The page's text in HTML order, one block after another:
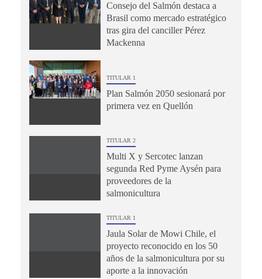
Consejo del Salmón destaca a
Brasil como mercado estratégico
tras gira del canciller Pérez
Mackenna
TITULAR 1
Plan Salmón 2050 sesionará por
primera vez en Quellón
TITULAR 2
Multi X y Sercotec lanzan
segunda Red Pyme Aysén para
proveedores de la
salmonicultura
TITULAR 1
Jaula Solar de Mowi Chile, el
proyecto reconocido en los 50
años de la salmonicultura por su
aporte a la innovación